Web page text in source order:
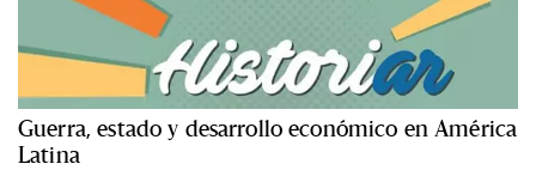
Guerra, estado y desarrollo económico en América
Latina